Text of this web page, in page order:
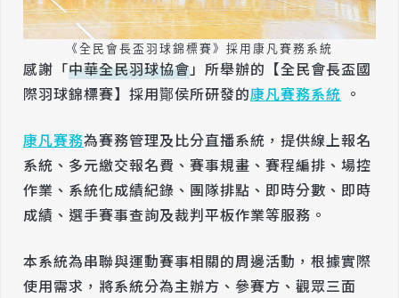
《全民會長盃羽球錦標賽》採用康凡賽務系統
感謝「中華全民羽球協會」所舉辦的【全民會長盃國
際羽球錦標賽】採用酇侯所研發的康凡賽務系統 。
康凡賽務為賽務管理及比分直播系統，提供線上報名
系統、多元繳交報名費、賽事規畫、賽程編排、場控
作業、系統化成績紀錄、團隊排點、即時分數、即時
成績、選手賽事查詢及裁判平板作業等服務。
本系統為串聯與運動賽事相關的周邊活動，根據實際
使用需求，將系統分為主辦方、參賽方、觀眾三面